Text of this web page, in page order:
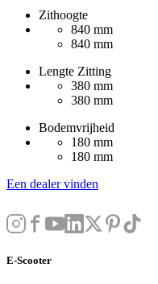
Zithoogte
840 mm
840 mm
Lengte Zitting
380 mm
380 mm
Bodemvrijheid
180 mm
180 mm
Een dealer vinden
E-Scooter